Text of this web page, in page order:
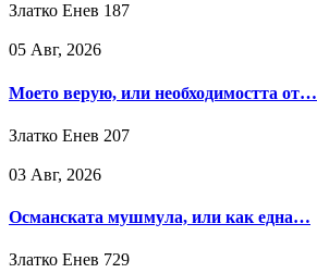
Златко Енев 187
05 Авг, 2026
Моето верую, или необходимостта от…
Златко Енев 207
03 Авг, 2026
Османската мушмула, или как една…
Златко Енев 729